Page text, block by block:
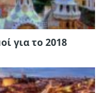
για το 2018